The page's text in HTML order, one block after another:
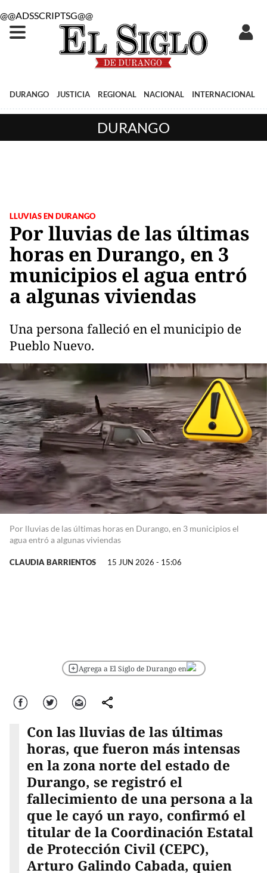
@@ADSSCRIPTSG@@
DURANGO JUSTICIA REGIONAL NACIONAL INTERNACIONAL
DURANGO
LLUVIAS EN DURANGO
Por lluvias de las últimas
horas en Durango, en 3
municipios el agua entró
a algunas viviendas
Una persona falleció en el municipio de
Pueblo Nuevo.
Por lluvias de las últimas horas en Durango, en 3 municipios el
agua entró a algunas viviendas
CLAUDIA BARRIENTOS 15 JUN 2026 - 15:06
Agrega a El Siglo de Durango en
Facebook Twitter Correo comparte
Con las lluvias de las últimas
horas, que fueron más intensas
en la zona norte del estado de
Durango, se registró el
fallecimiento de una persona a la
que le cayó un rayo, confirmó el
titular de la Coordinación Estatal
de Protección Civil (CEPC),
Arturo Galindo Cabada, quien